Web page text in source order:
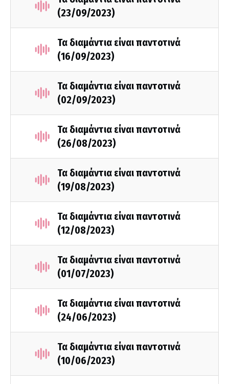
(23/09/2023)
Τα διαμάντια είναι παντοτινά
(16/09/2023)
Τα διαμάντια είναι παντοτινά
(02/09/2023)
Τα διαμάντια είναι παντοτινά
(26/08/2023)
Τα διαμάντια είναι παντοτινά
(19/08/2023)
Τα διαμάντια είναι παντοτινά
(12/08/2023)
Τα διαμάντια είναι παντοτινά
(01/07/2023)
Τα διαμάντια είναι παντοτινά
(24/06/2023)
Τα διαμάντια είναι παντοτινά
(10/06/2023)